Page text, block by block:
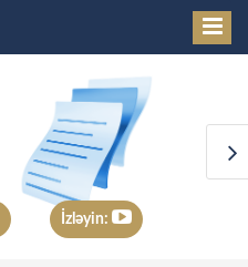
İzləyin: